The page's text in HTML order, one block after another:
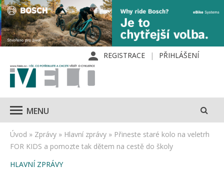
REGISTRACE PŘIHLÁŠENÍ
MENU
Úvod » Zprávy » Hlavní zprávy » Přineste staré kolo na veletrh
FOR KIDS a pomozte tak dětem na cestě do školy
HLAVNÍ ZPRÁVY